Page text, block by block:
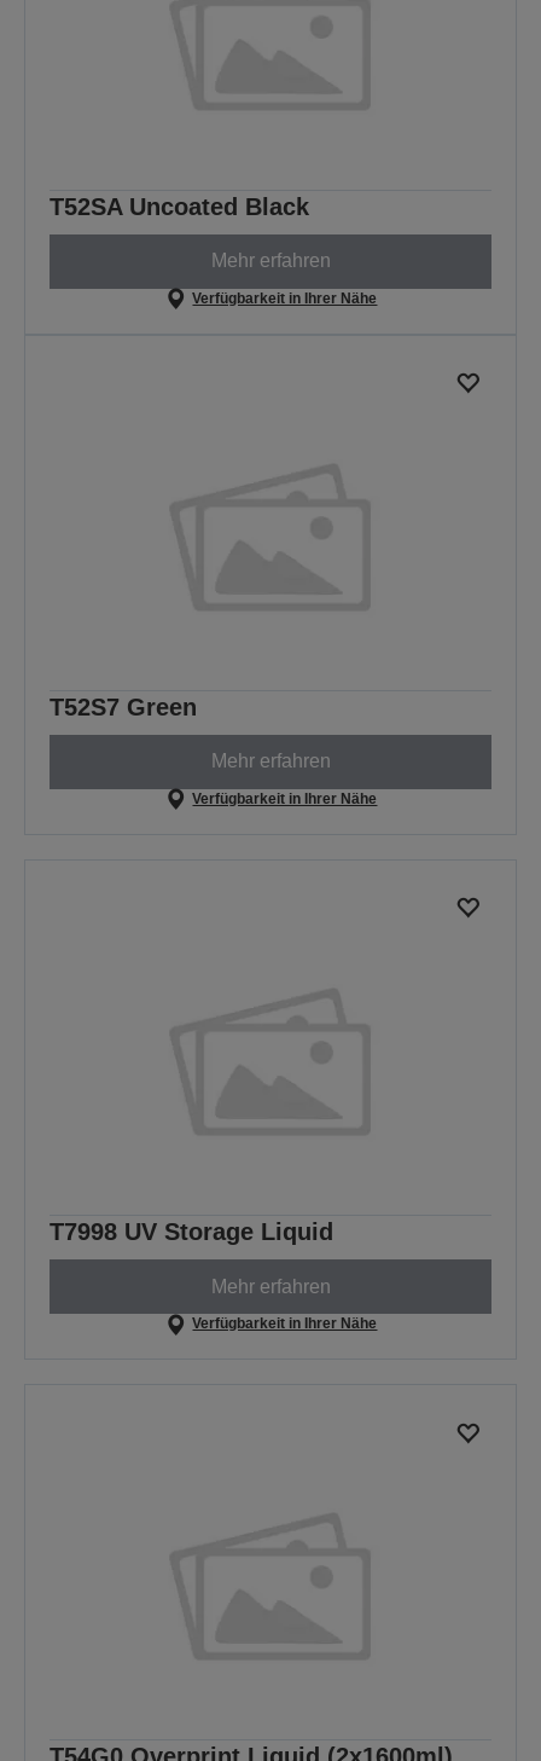
T52SA Uncoated Black
Mehr erfahren
Verfügbarkeit in Ihrer Nähe
T52S7 Green
Mehr erfahren
Verfügbarkeit in Ihrer Nähe
T7998 UV Storage Liquid
Mehr erfahren
Verfügbarkeit in Ihrer Nähe